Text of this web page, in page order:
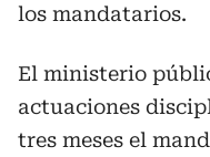
los mandatarios.
El ministerio
actuaciones
tres meses el